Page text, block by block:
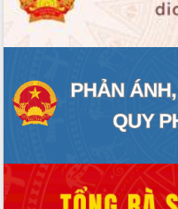
VĂN BẢN HĐND TỈNH
QUY HOẠCH - KẾ HOẠCH